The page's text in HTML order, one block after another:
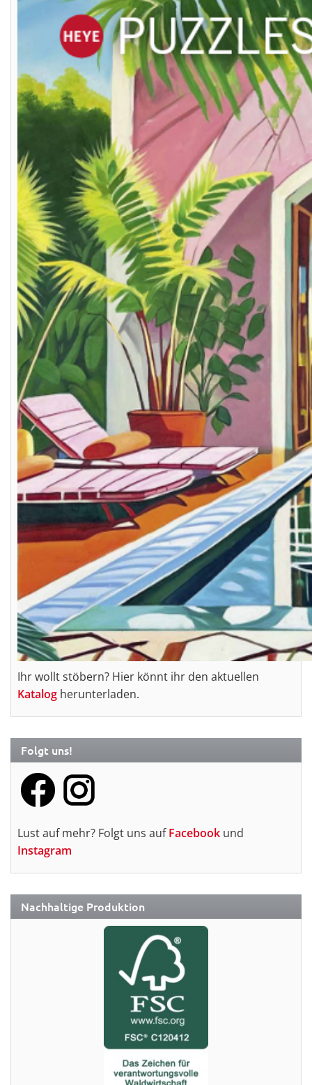
Ihr wollt stöbern? Hier könnt ihr den aktuellen
Katalog herunterladen.
Folgt uns!
Lust auf mehr? Folgt uns aufFacebook und
Instagram
Nachhaltige Produktion